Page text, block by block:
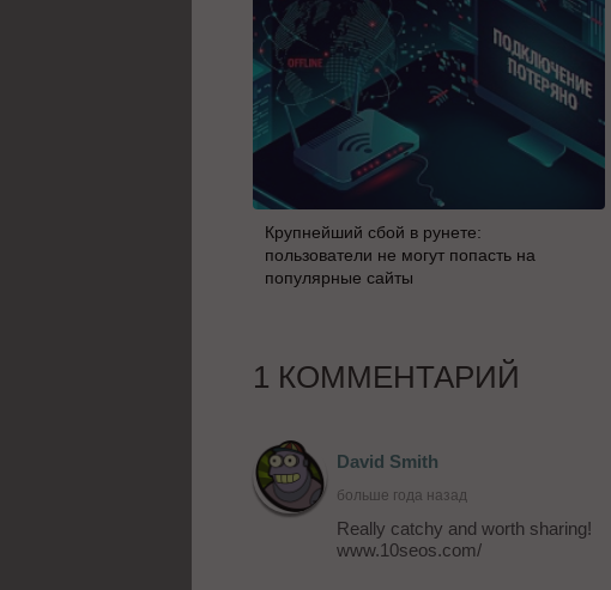
Крупнейший сбой в рунете:
пользователи не могут попасть на
популярные сайты
1 КОММЕНТАРИЙ
David Smith
больше года назад
Really catchy and worth sharing!
www.10seos.com/